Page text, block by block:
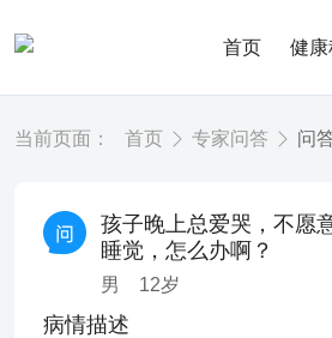
首页 健
当前页面： 首页 专家问答 问
孩子晚上总爱哭，不愿
睡觉，怎么办啊？
男 12岁
病情描述